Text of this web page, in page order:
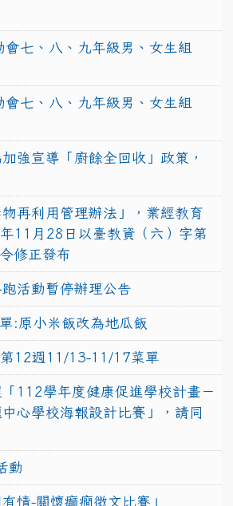
七、八、九年級男、女生組
七、八、九年級男、女生組
強宣導「廚餘全回收」政策，
物再利用管理辦法」，業經教育
11月28日以臺教資（六）字第
修正發布
活動暫停辦理公告
:原小米飯改為地瓜飯
12週11/13-11/17菜單
112學年度健康促進學校計畫－
中心學校海報設計比賽」，請同
動
情-關懷癲癇徵文比賽」